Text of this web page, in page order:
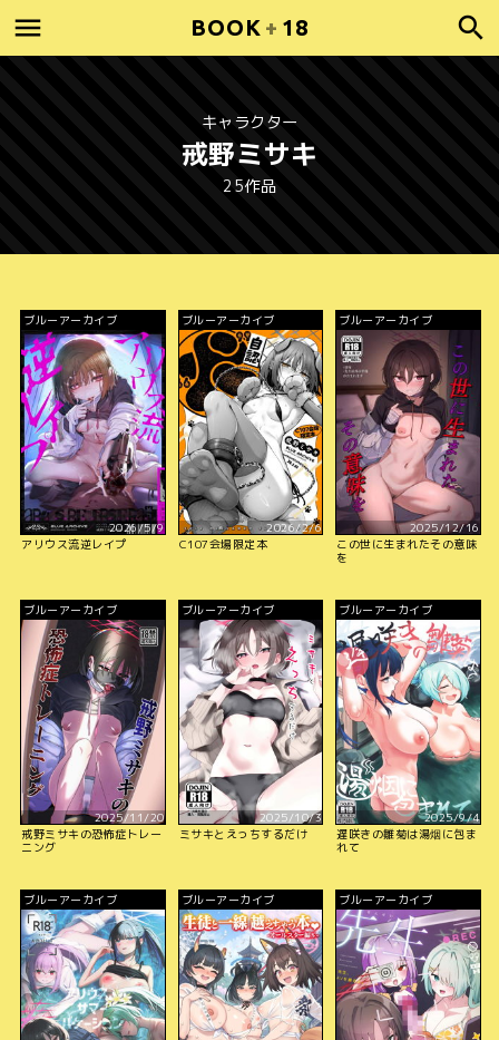
BOOK + 18
キャラクター
戒野ミサキ
25作品
ブルーアーカイブ
2026/5/9
アリウス流逆レイプ
ブルーアーカイブ
2026/2/6
C107会場限定本
ブルーアーカイブ
2025/12/16
この世に生まれたその意味
を
ブルーアーカイブ
2025/11/20
戒野ミサキの恐怖症トレー
ニング
ブルーアーカイブ
2025/10/3
ミサキとえっちするだけ
ブルーアーカイブ
2025/9/4
遅咲きの雛菊は湯烟に包ま
れて
ブルーアーカイブ ブルーアーカイブ ブルーアーカイブ